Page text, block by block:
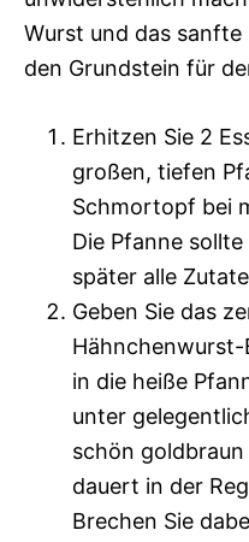
Wurst und das sanfte
den Grundstein für
Erhitzen Sie 2
großen, tiefen
Schmortopf bei
Die Pfanne
später alle
Geben Sie das
in die heiße
unter
schön
dauert in der
Brechen Sie